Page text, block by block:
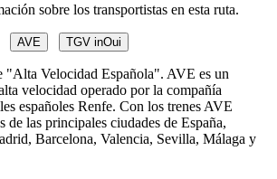
sobre los transportistas en esta ruta.
AVE TGV inOui
"Alta Velocidad Española". AVE es un
velocidad operado por la compañía
españoles Renfe. Con los trenes AVE
de las principales ciudades de España,
Barcelona, Valencia, Sevilla, Málaga y